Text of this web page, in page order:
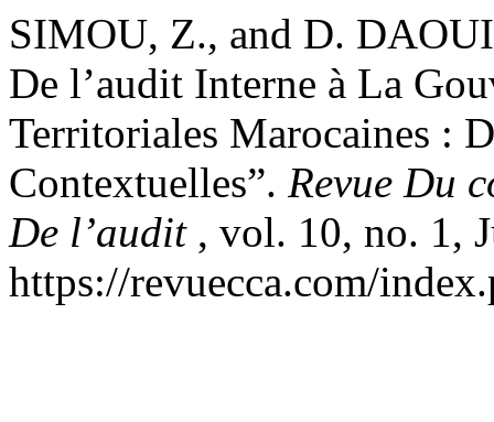
SIMOU, Z., and D.
De l’audit Interne à La
Territoriales Marocaines :
Contextuelles”. Revue Du
De l’audit , vol. 10, no. 1,
https://revuecca.com/